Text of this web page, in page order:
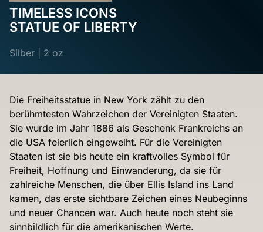
TIMELESS ICONS
STATUE OF LIBERTY
Silber 2 oz
Die Freiheitsstatue in New York zählt zu den
berühmtesten Wahrzeichen der Vereinigten Staaten.
Sie wurde im Jahr 1886 als Geschenk Frankreichs an
die USA feierlich eingeweiht. Für die Vereinigten
Staaten ist sie bis heute ein kraftvolles Symbol für
Freiheit, Hoffnung und Einwanderung, da sie für
zahlreiche Menschen, die über Ellis Island ins Land
kamen, das erste sichtbare Zeichen eines Neubeginns
und neuer Chancen war. Auch heute noch steht sie
sinnbildlich für die amerikanischen Werte.